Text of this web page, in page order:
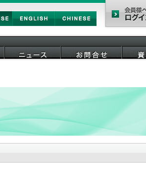
English Chinese
会員様ページ